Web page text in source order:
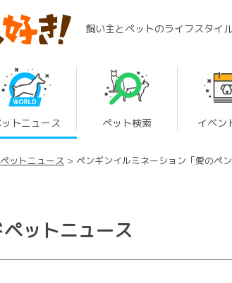
飼い主とペットのライフスタイ
トニュース ペット検索 イベン
ットニュース ペンギンイルミネーション「愛のペ
ットニュース